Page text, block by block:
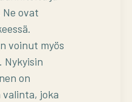
ovat
voinut myös
Nykyisin
on
joka